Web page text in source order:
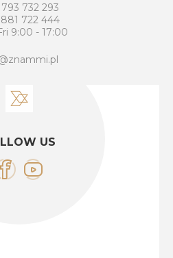
732 293
722 444
9:00 - 17:00
US